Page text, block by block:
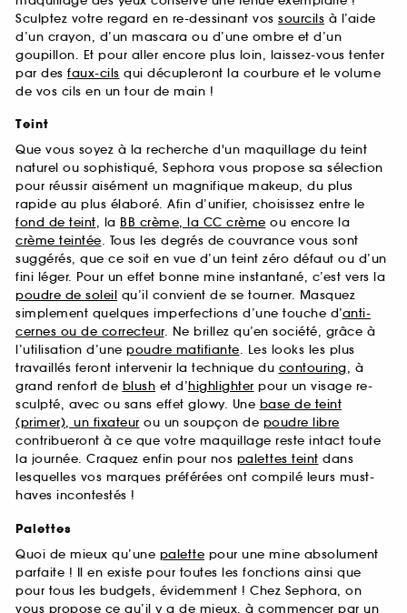
Sculptez votre regard en re-dessinant vos sourcils à l’aide
d’un crayon, d’un mascara ou d’une ombre et d’un
goupillon. Et pour aller encore plus loin, laissez-vous tenter
par des faux-cils qui décupleront la courbure et le volume
de vos cils en un tour de main !
Teint
Que vous soyez à la recherche d'un maquillage du teint
naturel ou sophistiqué, Sephora vous propose sa sélection
pour réussir aisément un magnifique makeup, du plus
rapide au plus élaboré. Afin d’unifier, choisissez entre le
fond de teint, la BB crème, la CC crème ou encore la
crème teintée. Tous les degrés de couvrance vous sont
suggérés, que ce soit en vue d’un teint zéro défaut ou d’un
fini léger. Pour un effet bonne mine instantané, c’est vers la
poudre de soleil qu’il convient de se tourner. Masquez
simplement quelques imperfections d’une touche d’anti-
cernes ou de correcteur. Ne brillez qu’en société, grâce à
l’utilisation d’une poudre matifiante. Les looks les plus
travaillés feront intervenir la technique du contouring, à
grand renfort de blush et d’highlighter pour un visage re-
sculpté, avec ou sans effet glowy. Une base de teint
(primer), un fixateur ou un soupçon de poudre libre
contribueront à ce que votre maquillage reste intact toute
la journée. Craquez enfin pour nos palettes teint dans
lesquelles vos marques préférées ont compilé leurs must-
haves incontestés !
Palettes
Quoi de mieux qu’une palette pour une mine absolument
parfaite ! Il en existe pour toutes les fonctions ainsi que
pour tous les budgets, évidemment ! Chez Sephora, on
vous propose ce qu’il y a de mieux, à commencer par un